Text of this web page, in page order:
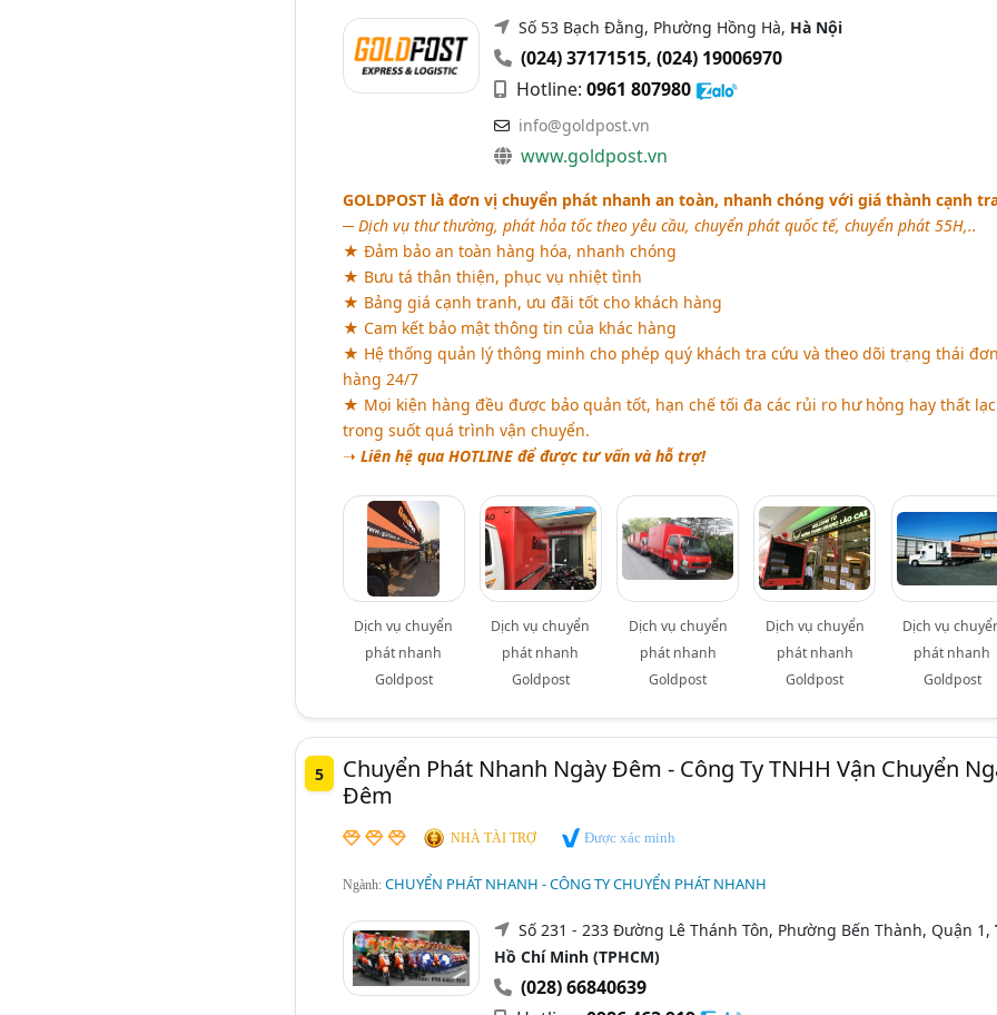
Số 53 Bạch Đằng, Phường Hồng Hà, Hà Nội
(024) 37171515, (024) 19006970
Hotline: 0961 807980
info@goldpost.vn
www.goldpost.vn
GOLDPOST là đơn vị chuyển phát nhanh an toàn, nhanh chóng với giá thành cạnh
─ Dịch vụ thư thường, phát hỏa tốc theo yêu cầu, chuyển phát quốc tế, chuyển phát 55H,..
★ Đảm bảo an toàn hàng hóa, nhanh chóng
★ Bưu tá thân thiện, phục vụ nhiệt tình
★ Bảng giá cạnh tranh, ưu đãi tốt cho khách hàng
★ Cam kết bảo mật thông tin của khác hàng
★ Hệ thống quản lý thông minh cho phép quý khách tra cứu và theo dõi trạng thái
hàng 24/7
★ Mọi kiện hàng đều được bảo quản tốt, hạn chế tối đa các rủi ro hư hỏng hay thất lạc
trong suốt quá trình vận chuyển.
➝ Liên hệ qua HOTLINE để được tư vấn và hỗ trợ!
Dịch vụ chuyển
phát nhanh
Goldpost
Dịch vụ chuyển
phát nhanh
Goldpost
Dịch vụ chuyển
phát nhanh
Goldpost
Dịch vụ chuyển
phát nhanh
Goldpost
Dịch vụ
phát nhanh
Goldpost
5
Chuyển Phát Nhanh Ngày Đêm - Công Ty TNHH Vận Chuyển
Đêm
NHÀ TÀI TRỢ Được xác minh
Ngành: CHUYỂN PHÁT NHANH - CÔNG TY CHUYỂN PHÁT NHANH
Số 231 - 233 Đường Lê Thánh Tôn, Phường Bến Thành, Quận 1,
Hồ Chí Minh (TPHCM)
(028) 66840639